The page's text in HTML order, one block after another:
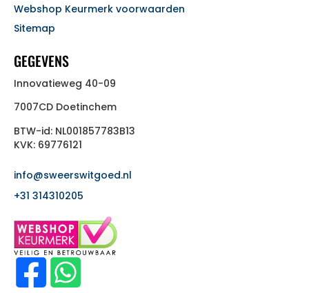
Webshop Keurmerk voorwaarden
Sitemap
GEGEVENS
Innovatieweg 40-09
7007CD Doetinchem
BTW-id: NL001857783B13
KVK: 69776121
info@sweerswitgoed.nl
+31 314310205